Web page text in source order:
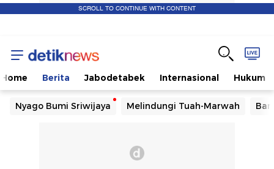
SCROLL TO CONTINUE WITH CONTENT
Home Berita Jabodetabek Internasional Hukum
Nyago Bumi Sriwijaya Melindungi Tuah-Marwah